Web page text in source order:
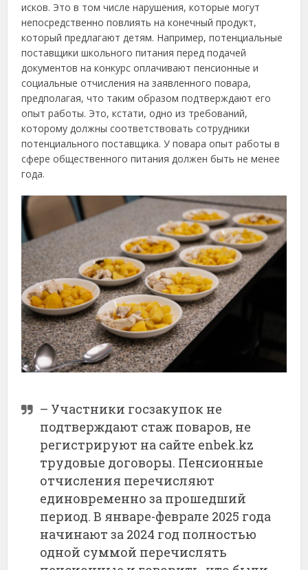
исков. Это в том числе нарушения, которые могут
непосредственно повлиять на конечный продукт,
который предлагают детям. Например, потенциальные
поставщики школьного питания перед подачей
документов на конкурс оплачивают пенсионные и
социальные отчисления на заявленного повара,
предполагая, что таким образом подтверждают его
опыт работы. Это, кстати, одно из требований,
которому должны соответствовать сотрудники
потенциального поставщика. У повара опыт работы в
сфере общественного питания должен быть не менее
года.
– Участники госзакупок не
подтверждают стаж поваров, не
регистрируют на сайте enbek.kz
трудовые договоры. Пенсионные
отчисления перечисляют
единовременно за прошедший
период. В январе-феврале 2025 года
начинают за 2024 год полностью
одной суммой перечислять